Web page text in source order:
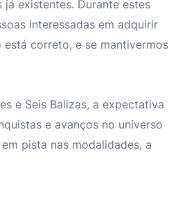
existentes. Durante estes
interessadas em adquirir
está correto, e se mantivermos
e Seis Balizas, a expectativa
e avanços no universo
pista nas modalidades, a